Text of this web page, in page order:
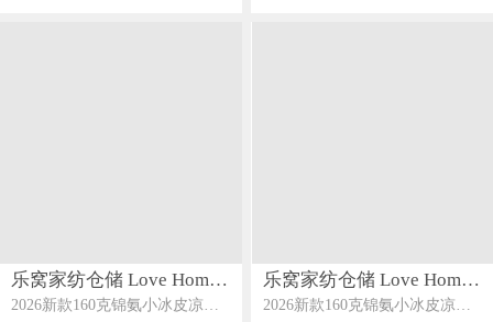
乐窝家纺仓储 Love Home LWJFCCLOVEHOME863
2026新款160克锦氨小冰皮凉感床笠冰丝床笠可做凉席床笠款床垫席梦思保护罩单件带枕套锦氨床笠-天空蓝
乐窝家纺仓储 Love Home LWJFCCLOVEHOME863
2026新款160克锦氨小冰皮凉感床笠冰丝床笠可做凉席床笠款床垫席梦思保护罩单件带枕套锦氨床笠-薄荷绿